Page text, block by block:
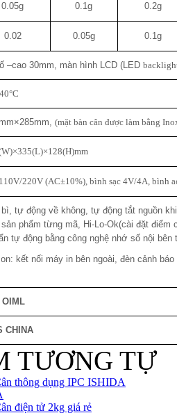
0.05g 0.1g 0.2g
0.02 0.05g 0.1g
–cao 30mm, màn hình LCD (LED
(mặt bàn cân được làm bằng
220V (AC±10%), bình sạc 4V/4A, bình
tự động về không, tự động tắt nguồn
phẩm từng mã, Hi-Lo-Ok(cài đặt điểm
tự động bằng công nghệ nhớ số nội bên
kết nối máy in bên ngoài, đèn cảnh
OIML
CHINA
TƯƠNG TỰ